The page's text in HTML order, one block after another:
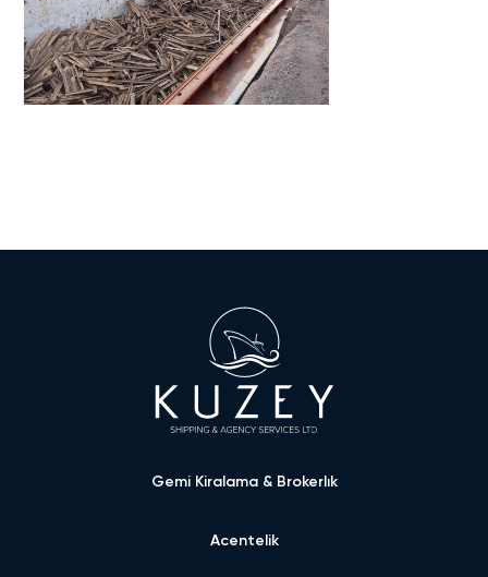
Gemi Kiralama & Brokerlık
Acentelik